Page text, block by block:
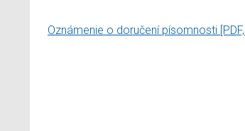
Oznámenie o doručení písomnosti